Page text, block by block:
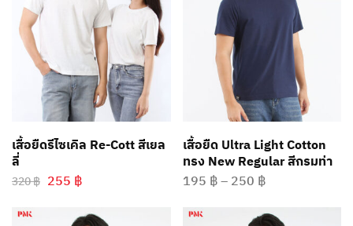
เสื้อยืดรีไซเคิล Re-Cott สีเยล
ลี่
320฿ 255 ฿
เสื้อยืด Ultra Light Cotton
ทรง New Regular สีกรมท่า
195 ฿– 250 ฿